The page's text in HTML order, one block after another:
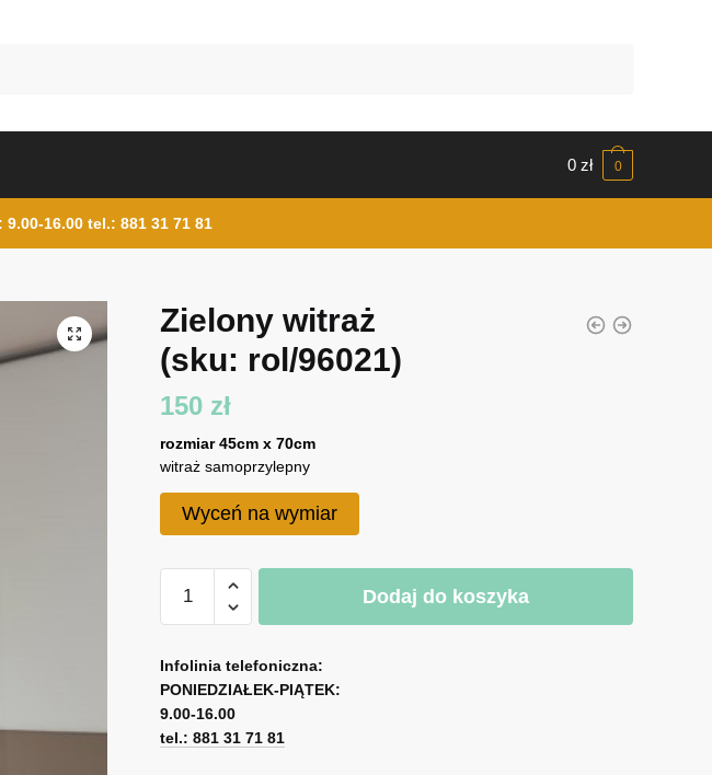
0 zł 0
9.00-16.00 tel.: 881 31 71 81
Zielony witraż
(sku: rol/96021)
150 zł
rozmiar 45cm x 70cm
witraż samoprzylepny
Wyceń na wymiar
Zielony
Dodaj do koszyka
Infolinia telefoniczna:
PONIEDZIAŁEK-PIĄTEK:
9.00-16.00
tel.: 881 31 71 81